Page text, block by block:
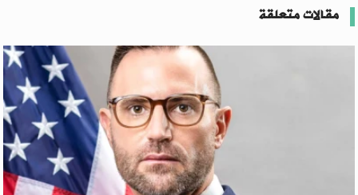
مقالات متعلقة